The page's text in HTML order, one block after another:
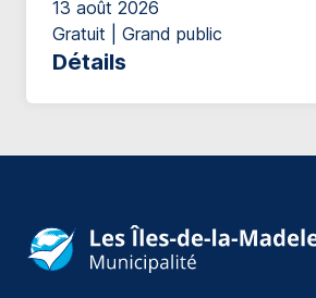
13 août 2026
Gratuit | Grand public
Détails